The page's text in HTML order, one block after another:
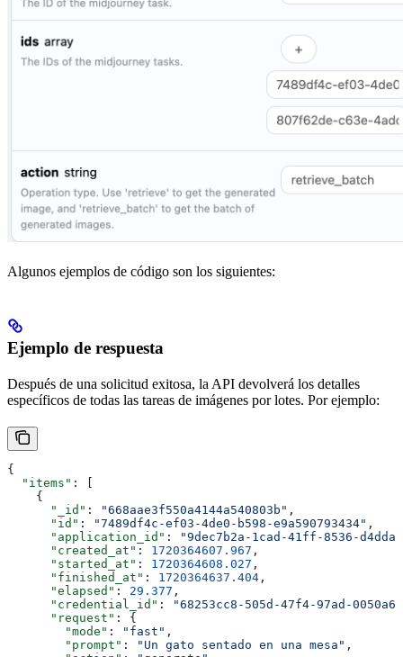
Algunos ejemplos de código son los siguientes:
Ejemplo de respuesta
Después de una solicitud exitosa, la API devolverá los detalles
específicos de todas las tareas de imágenes por lotes. Por ejemplo:
{
  "items"
: [
    {
      "_id"
: "668aae3f550a4144a540803b" ,
      "id"
: "7489df4c-ef03-4de0-b598-e9a590793434" ,
      "application_id"
:
"9dec7b2a-1cad-41ff-8536-
      "created_at"
: 1720364607.967 ,
      "started_at"
: 1720364608.027 ,
      "finished_at"
: 1720364637.404 ,
      "elapsed"
: 29.377 ,
      "credential_id"
:
"68253cc8-505d-47f4-97ad-
      "request"
: {
        "mode"
: "fast" ,
        "prompt"
: "Un gato sentado en una mesa" ,